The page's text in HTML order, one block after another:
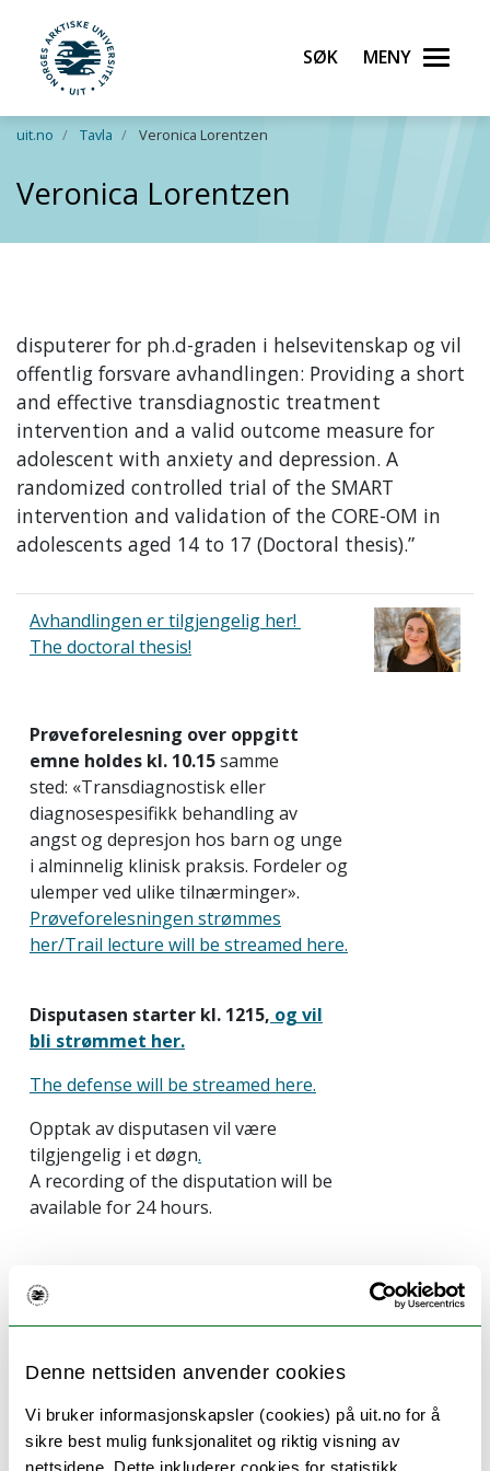
Denne nettsiden anvender cookies
Vi bruker informasjonskapsler (cookies) på uit.no for å
sikre best mulig funksjonalitet og riktig visning av
nettsidene. Dette inkluderer cookies for statistikk,
Gå til hovedinnhold
UiT Norges arktiske universitet
Søk Meny
uit.no Tavla Veronica Lorentzen
Veronica Lorentzen
disputerer for ph.d-graden i helsevitenskap og vil
offentlig forsvare avhandlingen: Providing a short
and effective transdiagnostic treatment
intervention and a valid outcome measure for
adolescent with anxiety and depression. A
randomized controlled trial of the SMART
intervention and validation of the CORE-OM in
adolescents aged 14 to 17 (Doctoral thesis).”
Avhandlingen er tilgjengelig her!
The doctoral thesis!
Prøveforelesning over oppgitt
emne holdes kl. 10.15samme
sted: «Transdiagnostisk eller
diagnosespesifikk behandling av
angst og depresjon hos barn og unge
i alminnelig klinisk praksis. Fordeler og
ulemper ved ulike tilnærminger».
Prøveforelesningen strømmes
her/Trail lecture will be streamed here.
Disputasen starter kl. 1215, og vil
bli strømmet her.
The defense will be streamed here.
Opptak av disputasen vil være
tilgjengelig i et døgn.
A recording of the disputation will be
available for 24 hours.
Populærvitenskapelig sammendrag av
and impairing mental health disorders in youth. This
thesis investigates the effects of a short-term